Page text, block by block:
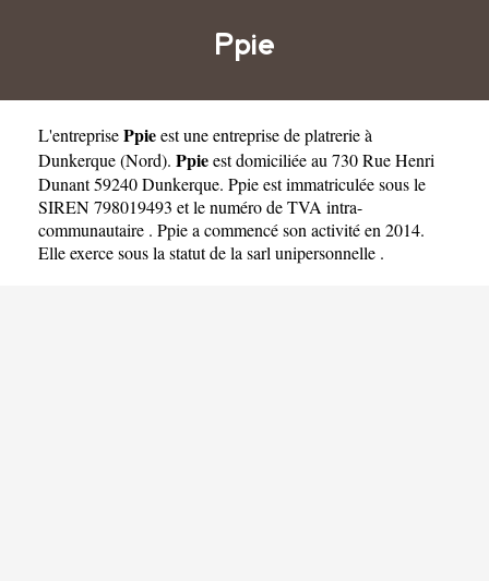
Ppie
L'entreprisePpieest uneentreprise de platrerie à
Dunkerque(Nord). Ppieest domiciliée au 730 Rue Henri
Dunant 59240 Dunkerque. Ppie est immatriculée sous le
SIREN 798019493 et le numéro de TVA intra-
communautaire . Ppie a commencé son activité en 2014.
Elle exerce sous la statut de la sarl unipersonnelle .